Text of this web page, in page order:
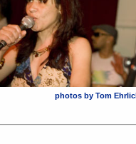
photos by Tom